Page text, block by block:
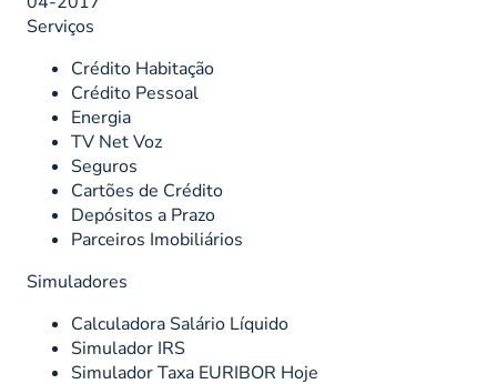
Serviços
Crédito Habitação
Crédito Pessoal
Energia
TV Net Voz
Seguros
Cartões de Crédito
Depósitos a Prazo
Parceiros Imobiliários
Simuladores
Calculadora Salário Líquido
Simulador IRS
Simulador Taxa EURIBOR Hoje